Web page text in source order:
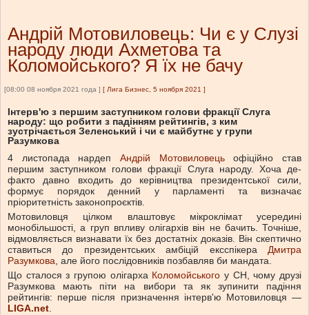
Андрій Мотовиловець: Чи є у Слузі
народу люди Ахметова та
Коломойського? Я їх не бачу
[08:00 08 ноября 2021 года ] [ Лига Бизнес, 5 ноября 2021 ]
Інтерв'ю з першим заступником голови фракції Слуга
народу: що робити з падінням рейтингів, з ким
зустрічається Зеленський і чи є майбутнє у групи
Разумкова
4 листопада нардеп Андрій Мотовиловецьофіційно став
першим заступником голови фракції Слуга народу. Хоча де-
факто давно входить до керівництва президентської сили,
формує порядок денний у парламенті та визначає
пріоритетність законопроєктів.
Мотовиловця цілком влаштовує мікроклімат усередині
монобільшості, а груп впливу олігархів він не бачить. Точніше,
відмовляється визнавати їх без достатніх доказів. Він скептично
ставиться до президентських амбіцій ексспікера Дмитра
Разумкова, але його послідовників позбавляв би мандата.
Що сталося з групою олігарха Коломойського у СН, чому друзі
Разумкова мають піти на вибори та як зупинити падіння
рейтингів: перше після призначення інтерв'ю Мотовиловця —
LIGA.net.